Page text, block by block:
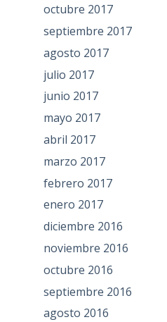
octubre 2017
septiembre 2017
agosto 2017
julio 2017
junio 2017
mayo 2017
abril 2017
marzo 2017
febrero 2017
enero 2017
diciembre 2016
noviembre 2016
octubre 2016
septiembre 2016
agosto 2016